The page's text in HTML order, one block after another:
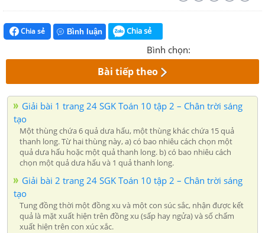
Chia sẻ Bình luận Chia sẻ
Bình chọn:
Bài tiếp theo
Giải bài 1 trang 24 SGK Toán 10 tập 2 – Chân trời sáng
tạo
Một thùng chứa 6 quả dưa hấu, một thùng khác chứa 15 quả
thanh long. Từ hai thùng này, a) có bao nhiêu cách chọn một
quả dưa hấu hoặc một quả thanh long. b) có bao nhiêu cách
chọn một quả dưa hấu và 1 quả thanh long.
Giải bài 2 trang 24 SGK Toán 10 tập 2 – Chân trời sáng
tạo
Tung đồng thời một đồng xu và một con súc sắc, nhận được kết
quả là mặt xuất hiện trên đồng xu (sấp hay ngửa) và số chấm
xuất hiện trên con xúc xắc.